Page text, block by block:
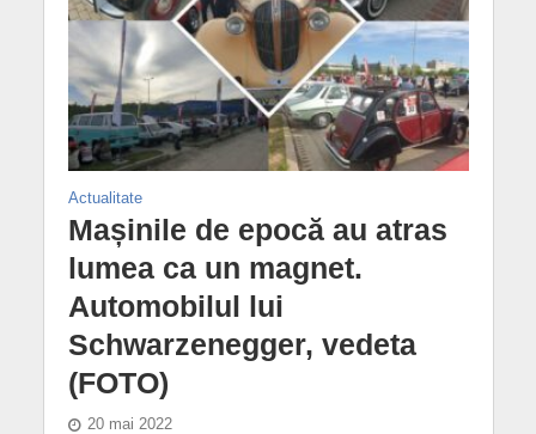
Actualitate
Mașinile de epocă au atras
lumea ca un magnet.
Automobilul lui
Schwarzenegger, vedeta
(FOTO)
20 mai 2022